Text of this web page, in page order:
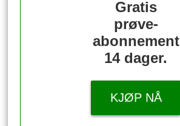
Gratis
prøve-
abonnement
14 dager.
KJØP NÅ